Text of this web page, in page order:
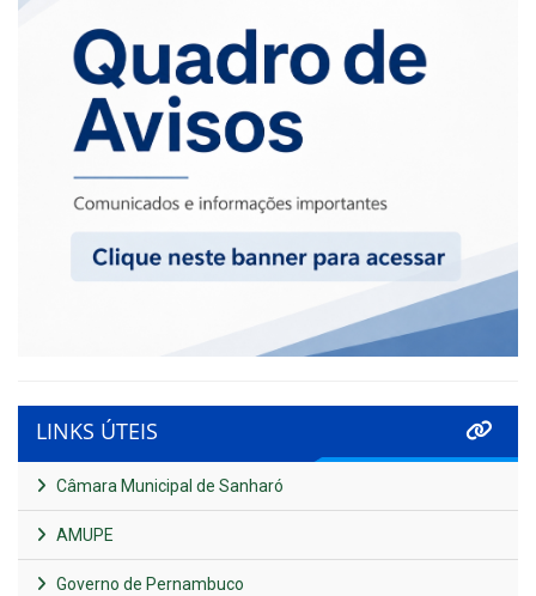
LINKS ÚTEIS
Câmara Municipal de Sanharó
AMUPE
Governo de Pernambuco